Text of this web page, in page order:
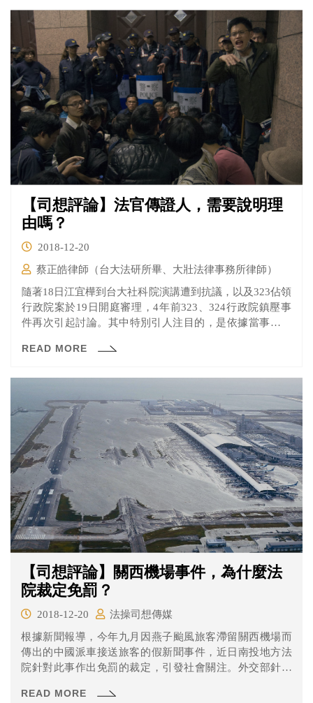
【司想評論】法官傳證人，需要說明理
由嗎？
2018-12-20
蔡正皓律師（台大法研所畢、大壯法律事務所律師）
隨著18日江宜樺到台大社科院演講遭到抗議，以及323佔領
行政院案於19日開庭審理，4年前323、324行政院鎮壓事
件再次引起討論。其中特別引人注目的，是依據當事人的
場，其中包括案發當時的現場指揮官方仰寧。但疑似沒有
READ MORE
【司想評論】關西機場事件，為什麼法
院裁定免罰？
2018-12-20
法操司想傳媒
根據新聞報導，今年九月因燕子颱風旅客滯留關西機場而
傳出的中國派車接送旅客的假新聞事件，近日南投地方法
院針對此事作出免罰的裁定，引發社會關注。外交部針對
READ MORE